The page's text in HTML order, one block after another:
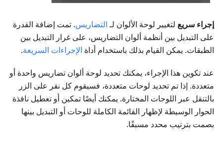
إجراء سريع لتغيير لوحة الألوان لـالتضاريس. تمت إضافة القدرة
على التبديل بين أنظمة ألوان التضاريس، على غرار التبديل بين
الطبقات. يمكن القيام بذلك باستخدام أداة الإجراءات السريعة.
عند تكوين هذا الإجراء، يمكنك تحديد لوحة ألوان تضاريس واحدة أو
متعددة. إذا تم تحديد لوحات متعددة، فسيقوم كل نقر على الزر
بالتنقل عبر اللوحات المختارة. يمكنك أيضًا تمكين أو تعطيل نافذة
الحوار الوسيطة لإظهار القائمة الكاملة للوحات أو التبديل بينها
بصمت بترتيب محدد مسبقًا.